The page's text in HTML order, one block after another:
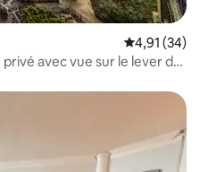
Note
4,91 (34)
privé avec vue sur le lever du